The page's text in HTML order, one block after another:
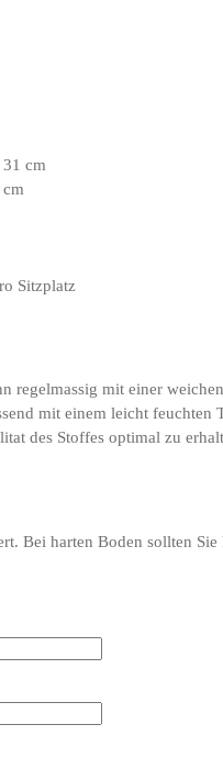
cm
Sitzplatz
regelmassig mit einer
mit einem leicht
des Stoffes optimal zu
Bei harten Boden sollten